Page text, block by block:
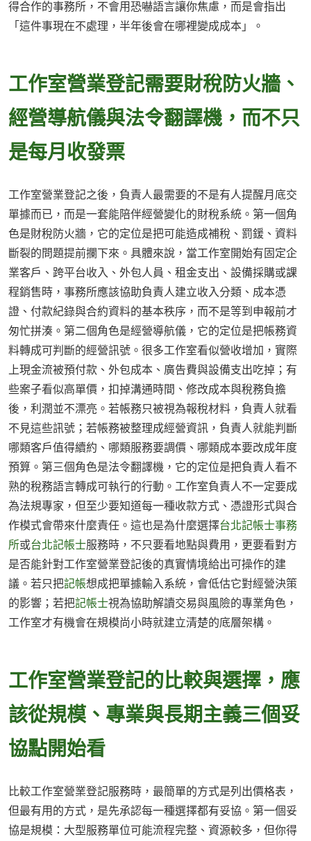
得合作的事務所，不會用恐嚇語言讓你焦慮，而是會指出
「這件事現在不處理，半年後會在哪裡變成成本」。
工作室營業登記需要財稅防火牆、
經營導航儀與法令翻譯機，而不只
是每月收發票
工作室營業登記之後，負責人最需要的不是有人提醒月底交
單據而已，而是一套能陪伴經營變化的財稅系統。第一個角
色是財稅防火牆，它的定位是把可能造成補稅、罰鍰、資料
斷裂的問題提前攔下來。具體來說，當工作室開始有固定企
業客戶、跨平台收入、外包人員、租金支出、設備採購或課
程銷售時，事務所應該協助負責人建立收入分類、成本憑
證、付款紀錄與合約資料的基本秩序，而不是等到申報前才
匆忙拼湊。第二個角色是經營導航儀，它的定位是把帳務資
料轉成可判斷的經營訊號。很多工作室看似營收增加，實際
上現金流被預付款、外包成本、廣告費與設備支出吃掉；有
些案子看似高單價，扣掉溝通時間、修改成本與稅務負擔
後，利潤並不漂亮。若帳務只被視為報稅材料，負責人就看
不見這些訊號；若帳務被整理成經營資訊，負責人就能判斷
哪類客戶值得續約、哪類服務要調價、哪類成本要改成年度
預算。第三個角色是法令翻譯機，它的定位是把負責人看不
熟的稅務語言轉成可執行的行動。工作室負責人不一定要成
為法規專家，但至少要知道每一種收款方式、憑證形式與合
作模式會帶來什麼責任。這也是為什麼選擇台北記帳士事務
所或台北記帳士服務時，不只要看地點與費用，更要看對方
是否能針對工作室營業登記後的真實情境給出可操作的建
議。若只把記帳想成把單據輸入系統，會低估它對經營決策
的影響；若把記帳士視為協助解讀交易與風險的專業角色，
工作室才有機會在規模尚小時就建立清楚的底層架構。
工作室營業登記的比較與選擇，應
該從規模、專業與長期主義三個妥
協點開始看
比較工作室營業登記服務時，最簡單的方式是列出價格表，
但最有用的方式，是先承認每一種選擇都有妥協。第一個妥
協是規模：大型服務單位可能流程完整、資源較多，但你得